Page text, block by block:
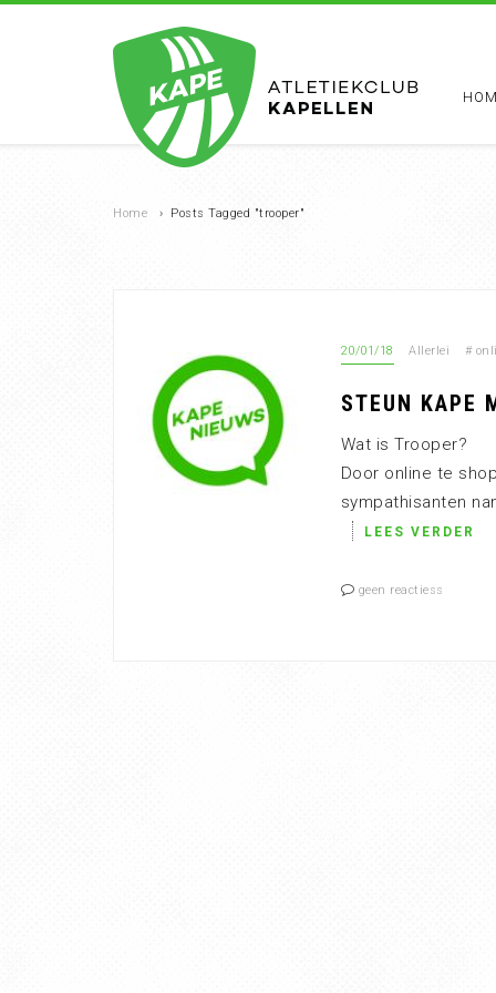
Home › Posts Tagged "trooper"
20/01/18 Allerlei #
STEUN KAPE
Wat is Trooper?
Door online te
sympathisanten
LEES VERDER
geen reactiess